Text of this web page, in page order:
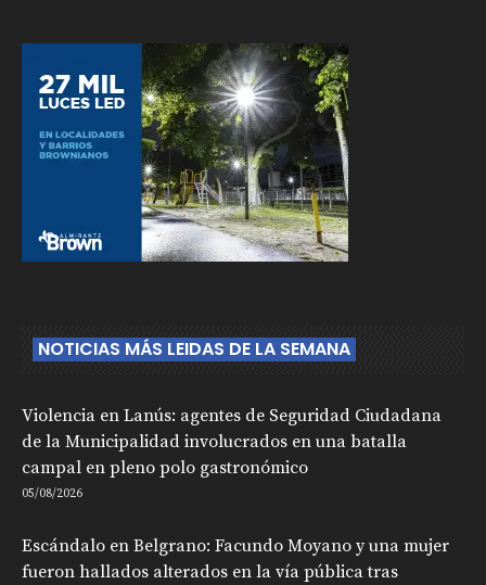
NOTICIAS MÁS LEIDAS DE LA SEMANA
Violencia en Lanús: agentes de Seguridad Ciudadana
de la Municipalidad involucrados en una batalla
campal en pleno polo gastronómico
05/08/2026
Escándalo en Belgrano: Facundo Moyano y una mujer
fueron hallados alterados en la vía pública tras